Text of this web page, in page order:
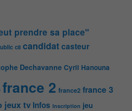
prendre sa place"
c8 candidatcasteur
Dechavanne Cyril Hanouna
france 2 france2 france 3
jeux tv Infos Inscription jeu